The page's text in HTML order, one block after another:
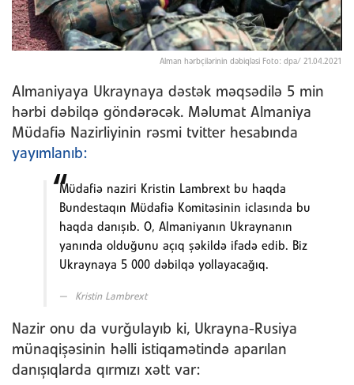
Alman hərbçilərinin dəbiqləsi Foto: dpa/ 21.04.2021
Almaniyaya Ukraynaya dəstək məqsədilə 5 min
hərbi dəbilqə göndərəcək. Məlumat Almaniya
Müdafiə Nazirliyinin rəsmi tvitter hesabında
yayımlanıb:
Müdafiə naziri Kristin Lambrext bu haqda
Bundestaqın Müdafiə Komitəsinin iclasında bu
haqda danışıb. O, Almaniyanın Ukraynanın
yanında olduğunu açıq şəkildə ifadə edib. Biz
Ukraynaya 5 000 dəbilqə yollayacağıq.
Kristin Lambrext
Nazir onu da vurğulayıb ki, Ukrayna-Rusiya
münaqişəsinin həlli istiqamətində aparılan
danışıqlarda qırmızı xətt var: